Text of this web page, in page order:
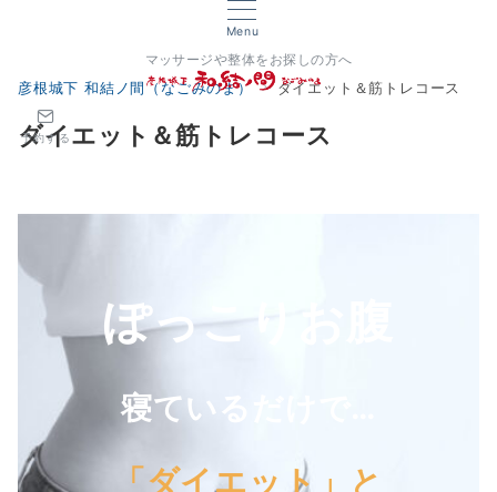
Menu
マッサージや整体をお探しの方へ
予約する
彦根城下 和結ノ間（なごみのま） ダイエット＆筋トレコース
ダイエット＆筋トレコース
ぽっこりお腹
寝ているだけで…
「ダイエット」と